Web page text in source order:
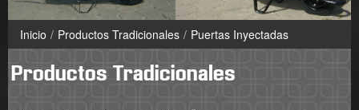
Inicio / Productos Tradicionales / Puertas Inyectadas
Productos Tradicionales